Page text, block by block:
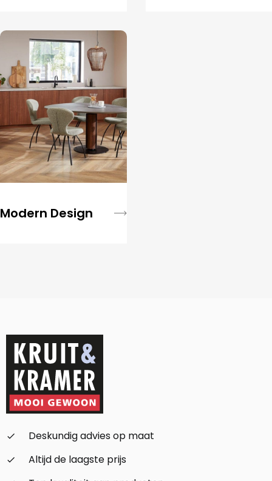
Modern Design
check_small
Deskundig advies op maat
check_small
Altijd de laagste prijs